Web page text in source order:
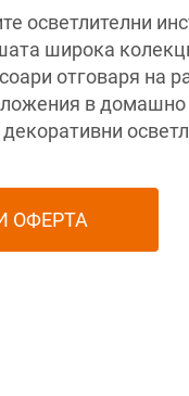
осветлителни
широка
отговаря на
в домашно
ОФЕРТА